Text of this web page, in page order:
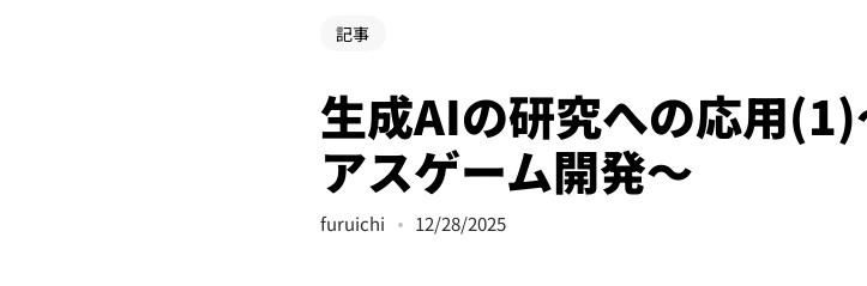
記事
生成AIの研究への応用
アスゲーム開発〜
furuichi 12/28/2025